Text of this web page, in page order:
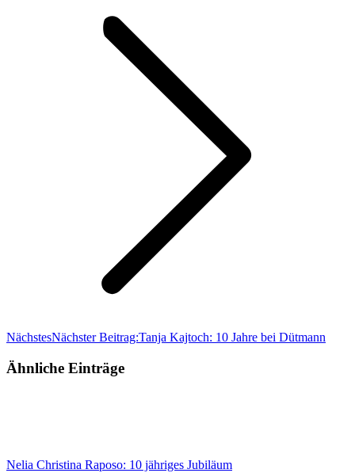
NächstesNächster Beitrag:Tanja Kajtoch: 10 Jahre bei Dütmann
Ähnliche Einträge
Nelia Christina Raposo: 10 jähriges Jubiläum